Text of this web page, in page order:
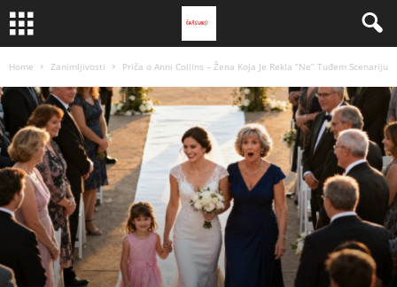
Home Zanimljivosti Priča o Anni Collins – Žena Koja Je Rekla “Ne” Tuđem Scenariju